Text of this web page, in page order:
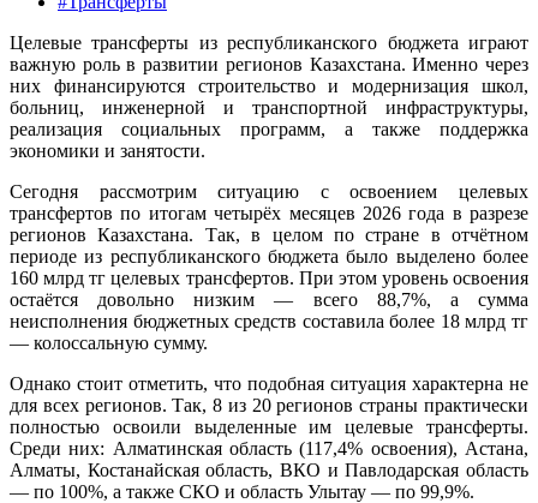
Целевые трансферты из республиканского бюджета играют
важную роль в развитии регионов Казахстана. Именно через
них финансируются строительство и модернизация школ,
больниц, инженерной и транспортной инфраструктуры,
реализация социальных программ, а также поддержка
экономики и занятости.
Сегодня рассмотрим ситуацию с освоением целевых
трансфертов по итогам четырёх месяцев 2026 года в разрезе
регионов Казахстана. Так, в целом по стране в отчётном
периоде из республиканского бюджета было выделено более
160 млрд тг целевых трансфертов. При этом уровень освоения
остаётся довольно низким — всего 88,7%, а сумма
неисполнения бюджетных средств составила более 18 млрд тг
— колоссальную сумму.
Однако стоит отметить, что подобная ситуация характерна не
для всех регионов. Так, 8 из 20 регионов страны практически
полностью освоили выделенные им целевые трансферты.
Среди них: Алматинская область (117,4% освоения), Астана,
Алматы, Костанайская область, ВКО и Павлодарская область
— по 100%, а также СКО и область Улытау — по 99,9%.